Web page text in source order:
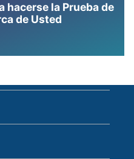
hacerse la Prueba de
de Usted